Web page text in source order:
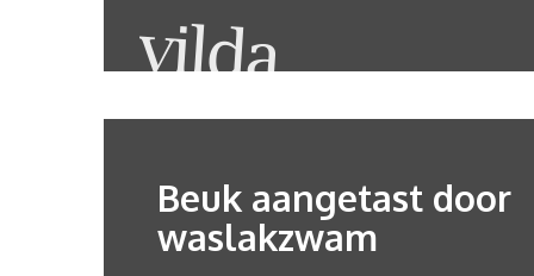
Beuk aangetast door
waslakzwam